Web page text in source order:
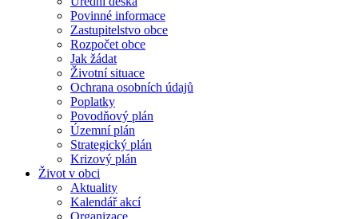
Povinné informace
Zastupitelstvo obce
Rozpočet obce
Jak žádat
Životní situace
Ochrana osobních údajů
Poplatky
Povodňový plán
Územní plán
Strategický plán
Krizový plán
Život v obci
Aktuality
Kalendář akcí
Organizace